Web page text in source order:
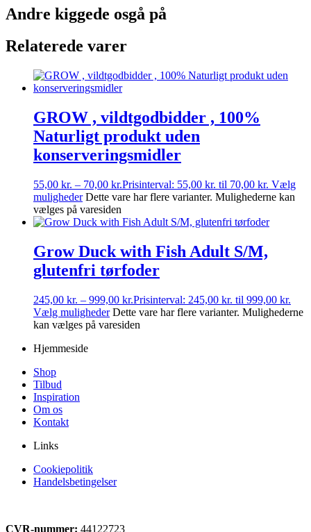
Andre kiggede osgå på
Relaterede varer
GROW , vildtgodbidder , 100%
Naturligt produkt uden
konserveringsmidler
55,00 kr. – 70,00 kr.Prisinterval: 55,00 kr. til 70,00 kr. Vælg
muligheder Dette vare har flere varianter. Mulighederne kan
vælges på varesiden
Grow Duck with Fish Adult S/M,
glutenfri tørfoder
245,00 kr. – 999,00 kr.Prisinterval: 245,00 kr. til 999,00 kr.
Vælg muligheder Dette vare har flere varianter. Mulighederne
kan vælges på varesiden
Hjemmeside
Shop
Tilbud
Inspiration
Om os
Kontakt
Links
Cookiepolitik
Handelsbetingelser
CVR-nummer: 44122723